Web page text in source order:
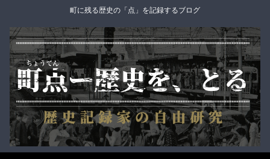
町に残る歴史の「点」を記録するブログ